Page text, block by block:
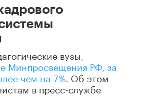
вузы
Минпросвещения РФ, за
чем на 7%. Об этом
в пресс-службе